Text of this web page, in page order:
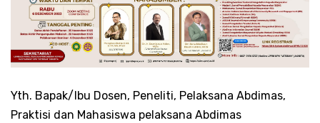
Yth. Bapak/Ibu Dosen, Peneliti, Pelaksana Abdimas,
Praktisi dan Mahasiswa pelaksana Abdimas